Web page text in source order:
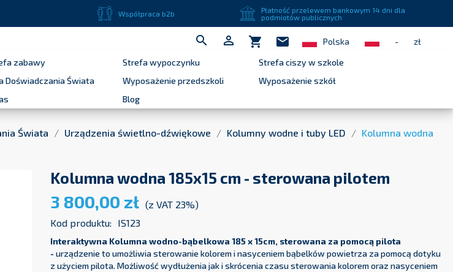
Współpraca b2b
Płatność przelewem bankowym 14 dni dla
podmiotów publicznych
  shopping_cart mail Polska -
zł
zabawy Strefa wypoczynku
Strefa ciszy w szkole
Doświadczania Świata Wyposażenie przedszkoli
Wyposażenie szkół
Blog
Świata Urządzenia świetlno-dźwiękowe Kolumny wodne i tuby LED
Kolumna wodna
Kolumna wodna 185x15 cm - sterowana pilotem
3 800,00 zł (z VAT 23%)
Kod produktu:
IS123
Interaktywna Kolumna wodno-bąbelkowa 185 x 15cm, sterowana za pomocą pilota
- urządzenie to umożliwia sterowanie kolorem i nasyceniem bąbelków powietrza za pomocą dotyku
z użyciem pilota. Możliwość wydłużenia jak i skrócenia czasu sterowania kolorem oraz nasyceniem